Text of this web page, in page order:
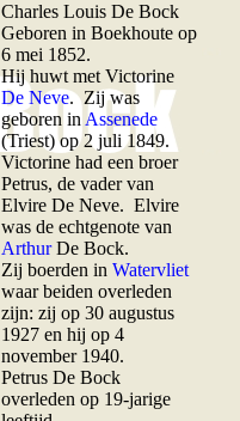
Charles Louis De Bock
Geboren in Boekhoute op
6 mei 1852.
Hij huwt met Victorine
De Neve. Zij was
geboren in Assenede
(Triest) op 2 juli 1849.
Victorine had een broer
Petrus, de vader van
Elvire De Neve. Elvire
was de echtgenote van
ArthurDe Bock.
Zij boerden in Watervliet
waar beiden overleden
zijn: zij op 30 augustus
1927 en hij op 4
november 1940.
Petrus De Bock
overleden op 19-jarige